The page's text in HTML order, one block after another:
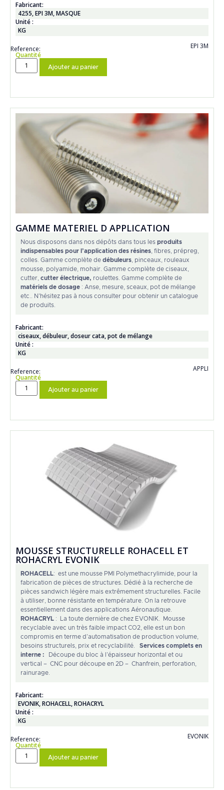
Fabricant:
4255,EPI 3M,MASQUE
Unité :
KG
Reference:
EPI 3M
Quantité
Ajouter au panier
GAMME MATERIEL D APPLICATION
Nous disposons dans nos dépôts dans tous les produits
indispensables pour l’application des résines , fibres, prépreg,
colles. Gamme complète de débuleurs , pinceaux, rouleaux
mousse, polyamide, mohair. Gamme complète de ciseaux,
cutter, cutter électrique, roulettes. Gamme complète de
matériels de dosage : Anse, mesure, sceaux, pot de mélange
etc.. N’hésitez pas à nous consulter pour obtenir un catalogue
de produits.
Fabricant:
ciseaux,débuleur,doseur cata,pot de mélange
Unité :
KG
Reference:
APPLI
Quantité
Ajouter au panier
MOUSSE STRUCTURELLE ROHACELL ET
ROHACRYL EVONIK
ROHACELL: est une mousse PMI Polymethacrylimide, pour la
fabrication de pièces de structures. Dédié à la recherche de
pièces sandwich légère mais extrêmement structurelles. Facile
à utiliser, bonne résistante en température. On la retrouve
essentiellement dans des applications Aéronautique.
ROHACRYL : La toute dernière de chez EVONIK. Mousse
recyclable avec un très faible impact CO2, elle est un bon
compromis en terme d’automatisation de production volume,
besoins structurels, prix et recyclabilité. Services complets en
interne : Découpe du bloc à l’épaisseur horizontal et ou
vertical – CNC pour découpe en 2D – Chanfrein, perforation,
rainurage.
Fabricant:
EVONIK,ROHACELL,ROHACRYL
Unité :
KG
Reference:
EVONIK
Quantité
Ajouter au panier